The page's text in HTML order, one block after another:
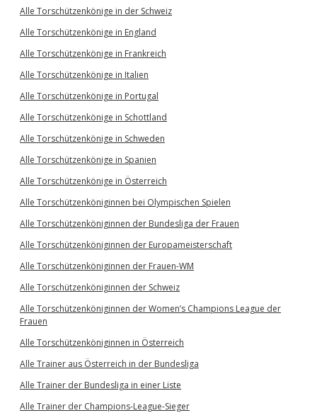
Alle Torschützenkönige in der Schweiz
Alle Torschützenkönige in England
Alle Torschützenkönige in Frankreich
Alle Torschützenkönige in Italien
Alle Torschützenkönige in Portugal
Alle Torschützenkönige in Schottland
Alle Torschützenkönige in Schweden
Alle Torschützenkönige in Spanien
Alle Torschützenkönige in Österreich
Alle Torschützenköniginnen bei Olympischen Spielen
Alle Torschützenköniginnen der Bundesliga der Frauen
Alle Torschützenköniginnen der Europameisterschaft
Alle Torschützenköniginnen der Frauen-WM
Alle Torschützenköniginnen der Schweiz
Alle Torschützenköniginnen der Women’s Champions League der
Frauen
Alle Torschützenköniginnen in Österreich
Alle Trainer aus Österreich in der Bundesliga
Alle Trainer der Bundesliga in einer Liste
Alle Trainer der Champions-League-Sieger